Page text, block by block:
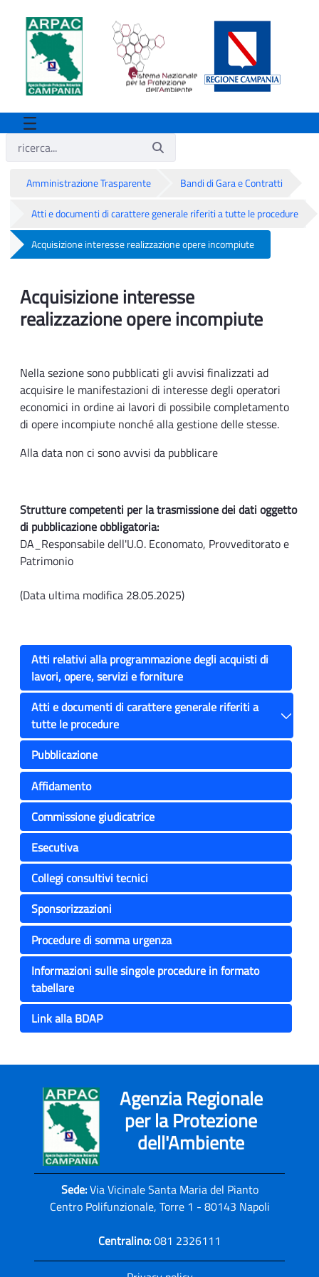
Amministrazione Trasparente Bandi di Gara e Contratti
Atti e documenti di carattere generale riferiti a tutte le procedure
Acquisizione interesse realizzazione opere incompiute
Acquisizione interesse realizzazione
Acquisizione interesse
realizzazione opere incompiute
Nella sezione sono pubblicati gli avvisi finalizzati ad
acquisire le manifestazioni di interesse degli operatori
economici in ordine ai lavori di possibile completamento
di opere incompiute nonché alla gestione delle stesse.
Alla data non ci sono avvisi da pubblicare
Strutture competenti per la trasmissione dei dati oggetto
di pubblicazione obbligatoria:
DA_Responsabile dell'U.O. Economato, Provveditorato e
Patrimonio
(Data ultima modifica 28.05.2025)
Atti relativi alla programmazione degli acquisti di
lavori, opere, servizi e forniture
Atti e documenti di carattere generale riferiti a
tutte le procedure
Toggle
Pubblicazione
Affidamento
Commissione giudicatrice
Esecutiva
Collegi consultivi tecnici
Sponsorizzazioni
Procedure di somma urgenza
Informazioni sulle singole procedure in formato
tabellare
Link alla BDAP
Agenzia Regionale
per la Protezione
dell'Ambiente
Sede:Via Vicinale Santa Maria del Pianto
Centro Polifunzionale, Torre 1 - 80143 Napoli
Centralino:081 2326111